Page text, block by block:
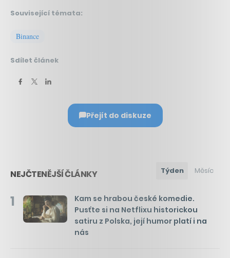
Související témata:
Binance
Sdílet článek
Přejít do diskuze
NEJČTENĚJŠÍ ČLÁNKY Týden Měsíc
1
Kam se hrabou české komedie.
Pusťte si na Netflixu historickou
satiru z Polska, její humor platí i na
nás